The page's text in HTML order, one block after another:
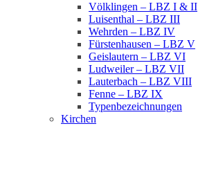
Völklingen – LBZ I & II
Luisenthal – LBZ III
Wehrden – LBZ IV
Fürstenhausen – LBZ V
Geislautern – LBZ VI
Ludweiler – LBZ VII
Lauterbach – LBZ VIII
Fenne – LBZ IX
Typenbezeichnungen
Kirchen